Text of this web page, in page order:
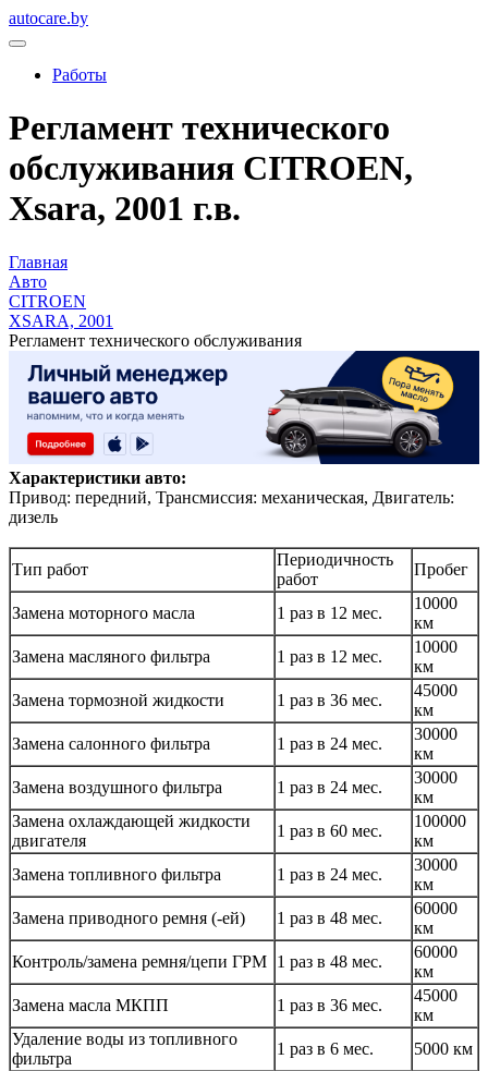
autocare.by
Работы
Регламент технического
обслуживания CITROEN,
Xsara, 2001 г.в.
Главная
Авто
CITROEN
XSARA, 2001
Регламент технического обслуживания
Характеристики авто:
Привод: передний, Трансмиссия: механическая, Двигатель:
дизель
Тип работ
Периодичность
работ
Пробег
Замена моторного масла 1 раз в 12 мес.
10000
км
Замена масляного фильтра
1 раз в 12 мес.
10000
км
Замена тормозной жидкости
1 раз в 36 мес.
45000
км
Замена салонного фильтра
1 раз в 24 мес.
30000
км
Замена воздушного фильтра
1 раз в 24 мес.
30000
км
Замена охлаждающей жидкости
двигателя
1 раз в 60 мес.
100000
км
Замена топливного фильтра
1 раз в 24 мес.
30000
км
Замена приводного ремня (-ей)
1 раз в 48 мес.
60000
км
Контроль/замена ремня/цепи ГРМ 1 раз в 48 мес.
60000
км
Замена масла МКПП
1 раз в 36 мес.
45000
км
Удаление воды из топливного
фильтра
1 раз в 6 мес. 5000 км